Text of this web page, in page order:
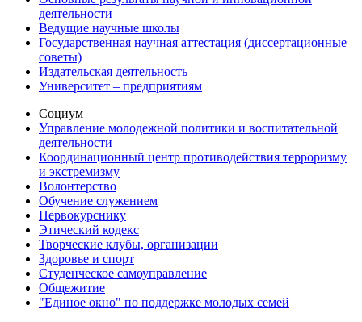
деятельности
Ведущие научные школы
Государственная научная аттестация (диссертационные
советы)
Издательская деятельность
Университет – предприятиям
Социум
Управление молодежной политики и воспитательной
деятельности
Координационный центр противодействия терроризму
и экстремизму
Волонтерство
Обучение служением
Первокурснику
Этический кодекс
Творческие клубы, организации
Здоровье и спорт
Студенческое самоуправление
Общежитие
"Единое окно" по поддержке молодых семей